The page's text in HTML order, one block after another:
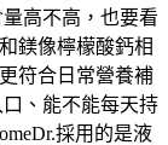
高不高，也要看
鎂像檸檬酸鈣相
符合日常營養補
、能不能每天持
採用的是液